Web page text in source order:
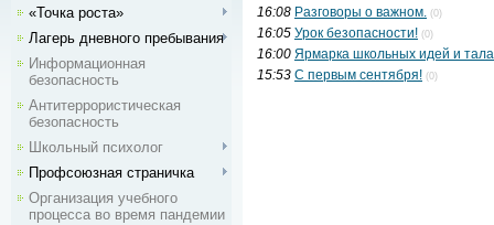
«Точка роста»
Лагерь дневного пребывания
Информационная
безопасность
Антитеррористическая
безопасность
Школьный психолог
Профсоюзная страничка
Организация учебного
процесса во время пандемии
16:08 Разговоры о важном. (0)
16:05 Урок безопасности! (0)
16:00 Ярмарка школьных идей и
15:53 С первым сентября! (0)